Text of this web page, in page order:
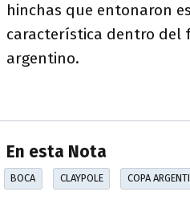
hinchas que entonaron
característica dentro
argentino.
En esta Nota
BOCA CLAYPOLE COPA